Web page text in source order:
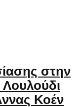
στην
Κοέν